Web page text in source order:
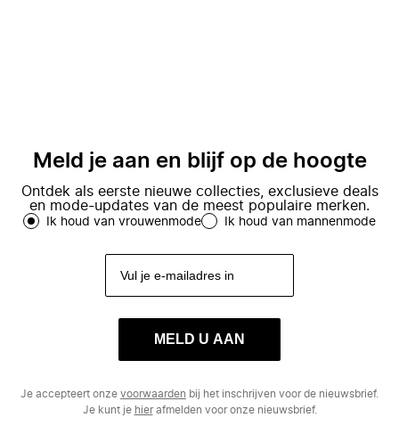
Meld je aan en blijf op de hoogte
Ontdek als eerste nieuwe collecties, exclusieve deals
en mode-updates van de meest populaire merken.
Ik houd van vrouwenmode Ik houd van mannenmode
MELD U AAN
Je accepteert onze voorwaarden bij het inschrijven voor de nieuwsbrief.
Je kunt je hierafmelden voor onze nieuwsbrief.